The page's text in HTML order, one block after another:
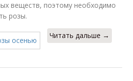
веществ, поэтому необходимо
розы.
Читать дальше →